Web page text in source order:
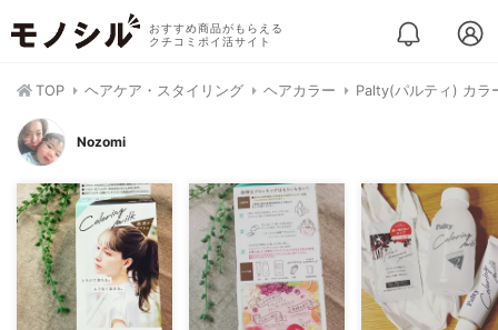
おすすめ商品がもらえる
クチコミポイ活サイト
TOP ヘアケア・スタイリング ヘアカラー Palty(パルティ) カラ
Nozomi